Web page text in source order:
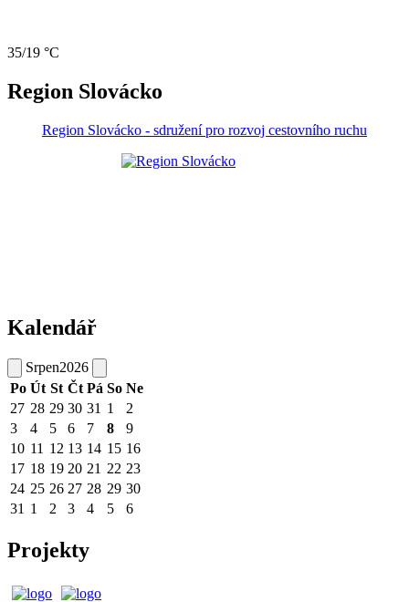
35/19 °C
Region Slovácko
Region Slovácko - sdružení pro rozvoj cestovního ruchu
Kalendář
Srpen2026
Po Út St Čt Pá So Ne
27 28 29 30 31 1
2
3
4 5 6 7 8
9
10 11 12 13 14 15 16
17 18 19 20 21 22 23
24 25 26 27 28 29 30
31 1 2 3 4 5 6
Projekty